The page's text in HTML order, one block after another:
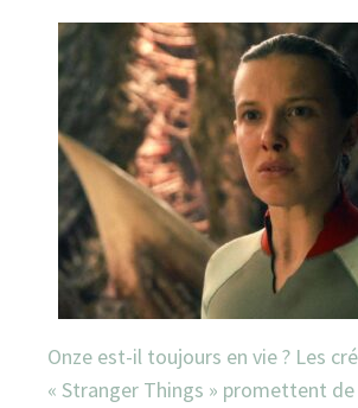
Onze est-il toujours en vie ? Les
« Stranger Things » promettent